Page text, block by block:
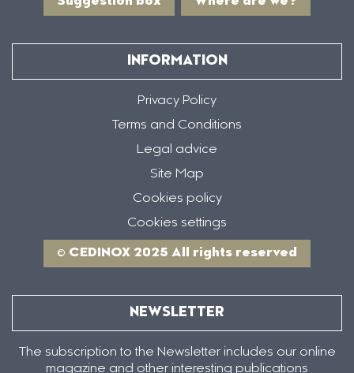
INFORMATION
Privacy Policy
Terms and Conditions
Legal advice
Site Map
Cookies policy
Cookies settings
© CEDINOX 2025 All rights reserved
NEWSLETTER
The subscription to the Newsletter includes our online
magazine and other interesting publications